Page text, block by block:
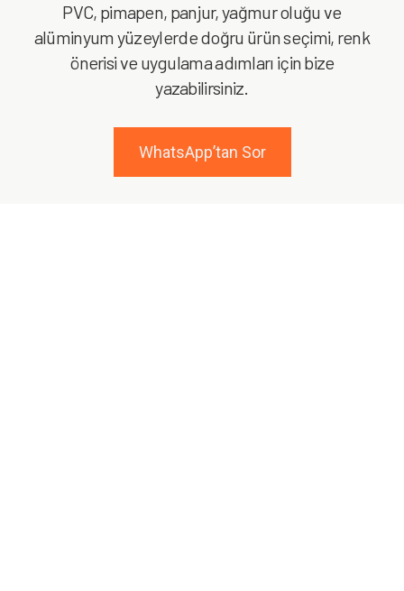
PVC, pimapen, panjur, yağmur oluğu ve
alüminyum yüzeylerde doğru ürün seçimi, renk
önerisi ve uygulama adımları için bize
yazabilirsiniz.
WhatsApp’tan Sor